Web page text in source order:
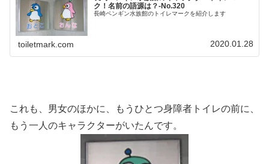
ク！名前の語源は？‐No.320
長崎ペンギン水族館のトイレマークを紹介します
toiletmark.com 2020.01.28
これも、男女のほかに、もうひとつ身障者トイレの前に、
もう一人のキャラクターがいたんです。